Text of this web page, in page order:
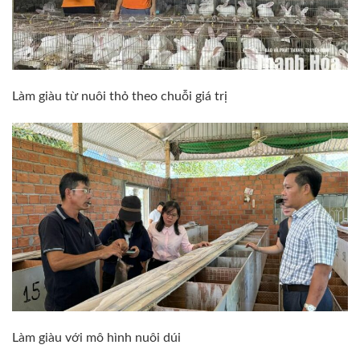
Làm giàu từ nuôi thỏ theo chuỗi giá trị
Làm giàu với mô hình nuôi dúi